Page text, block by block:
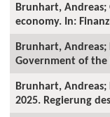
Brunhart, Andreas;
economy. In:
Brunhart, Andreas;
Government of
Brunhart, Andreas;
2025. Regierung